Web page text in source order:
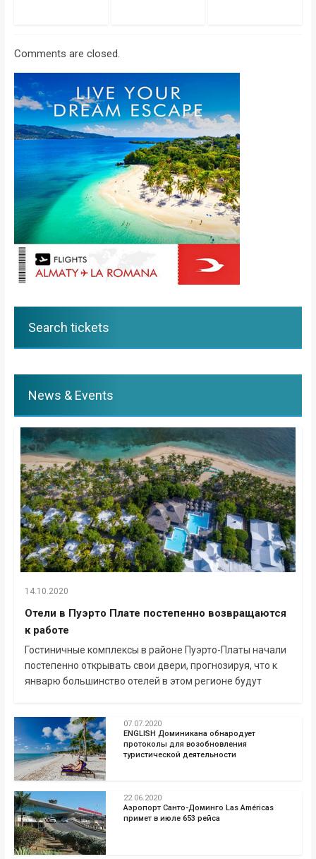
Comments are closed.
Search tickets
News & Events
14.10.2020
Отели в Пуэрто Плате постепенно возвращаются
к работе
Гостиничные комплексы в районе Пуэрто-Платы начали
постепенно открывать свои двери, прогнозируя, что к
январю большинство отелей в этом регионе будут
07.07.2020
ENGLISH Доминикана обнародует
протоколы для возобновления
туристической деятельности
22.06.2020
Аэропорт Санто-Доминго Las Américas
примет в июле 653 рейса